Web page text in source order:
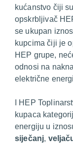
kućanstvo čiji
opskrbljivač
se ukupan
kupcima čiji je
HEP grupe,
odnosi na
električne
I HEP
kupaca
energiju u
siječanj,